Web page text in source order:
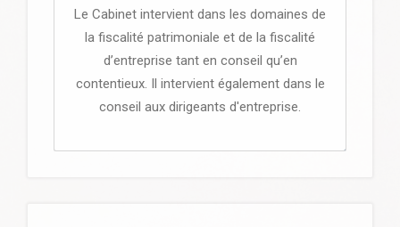
Le Cabinet intervient dans les domaines de
la fiscalité patrimoniale et de la fiscalité
d’entreprise tant en conseil qu’en
contentieux. Il intervient également dans le
conseil aux dirigeants d'entreprise.